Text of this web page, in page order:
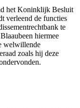
het Koninklijk Besluit
verleend de functies
te
hiermee
welwillende
zoals hij deze